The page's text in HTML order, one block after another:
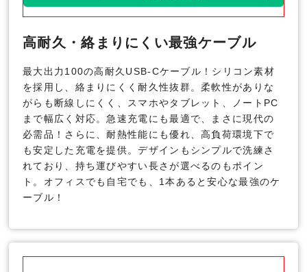
高耐久・絡まりにくい最強ケーブル
最大出力100の高耐久USB-Cケーブル！シリコン素材
を採用し、絡まりにくく耐久性抜群。柔軟性がありな
がらも断線しにくく、スマホやタブレット、ノートPC
まで幅広く対応。急速充電にも最適で、まさに現代の
必需品！さらに、耐熱性能にも優れ、高負荷環境下で
も安定した充電を提供。デザインもシンプルで洗練さ
れており、持ち運びやすい長さが選べるのもポイン
ト。オフィスでも自宅でも、1本あると安心な最強のケ
ーブル！